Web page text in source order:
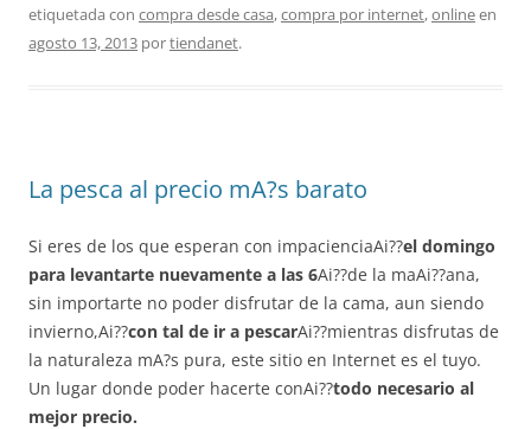
etiquetada con compra desde casa,compra por internet,onlineen
agosto 13, 2013 portiendanet.
La pesca al precio mA?s barato
Si eres de los que esperan con impacienciaAi??el domingo
para levantarte nuevamente a las 6Ai??de la maAi??ana,
sin importarte no poder disfrutar de la cama, aun siendo
invierno,Ai??con tal de ir a pescarAi??mientras disfrutas de
la naturaleza mA?s pura, este sitio en Internet es el tuyo.
Un lugar donde poder hacerte conAi??todo necesario al
mejor precio.